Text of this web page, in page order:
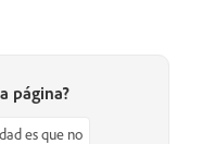
página?
es que no